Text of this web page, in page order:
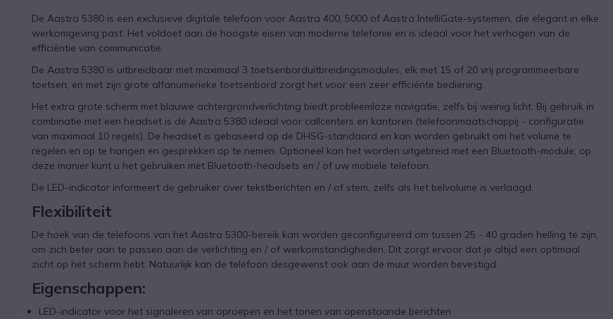
De Aastra 5380 is een exclusieve digitale telefoon voor Aastra 400, 5000 of Aastra IntelliGate-systemen, die elegant in elke
werkomgeving past. Het voldoet aan de hoogste eisen van moderne telefonie en is ideaal voor het verhogen van de
efficiëntie van communicatie.
De Aastra 5380 is uitbreidbaar met maximaal 3 toetsenborduitbreidingsmodules, elk met 15 of 20 vrij programmeerbare
toetsen; en met zijn grote alfanumerieke toetsenbord zorgt het voor een zeer efficiënte bediening.
Het extra grote scherm met blauwe achtergrondverlichting biedt probleemloze navigatie, zelfs bij weinig licht. Bij gebruik in
combinatie met een headset is de Aastra 5380 ideaal voor callcenters en kantoren (telefoonmaatschappij - configuratie
van maximaal 10 regels). De headset is gebaseerd op de DHSG-standaard en kan worden gebruikt om het volume te
regelen en op te hangen en gesprekken op te nemen. Optioneel kan het worden uitgebreid met een Bluetooth-module; op
deze manier kunt u het gebruiken met Bluetooth-headsets en / of uw mobiele telefoon.
De LED-indicator informeert de gebruiker over tekstberichten en / of stem, zelfs als het belvolume is verlaagd.
Flexibiliteit
De hoek van de telefoons van het Aastra 5300-bereik kan worden geconfigureerd om tussen 25 - 40 graden helling te zijn,
om zich beter aan te passen aan de verlichting en / of werkomstandigheden. Dit zorgt ervoor dat je altijd een optimaal
zicht op het scherm hebt. Natuurlijk kan de telefoon desgewenst ook aan de muur worden bevestigd.
Eigenschappen:
LED-indicator voor het signaleren van oproepen en het tonen van openstaande berichten